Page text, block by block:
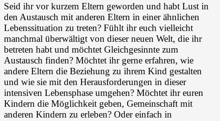
Seid ihr vor kurzem Eltern geworden und habt Lust in
den Austausch mit anderen Eltern in einer ähnlichen
Lebenssituation zu treten? Fühlt ihr euch vielleicht
manchmal überwältigt von dieser neuen Welt, die ihr
betreten habt und möchtet Gleichgesinnte zum
Austausch finden? Möchtet ihr gerne erfahren, wie
andere Eltern die Beziehung zu ihrem Kind gestalten
und wie sie mit den Herausforderungen in dieser
intensiven Lebensphase umgehen? Möchtet ihr euren
Kindern die Möglichkeit geben, Gemeinschaft mit
anderen Kindern zu erleben? Oder einfach in